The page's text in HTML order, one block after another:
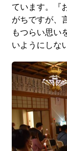
ています。『
がちですが、
もつらい思い
いようにしな